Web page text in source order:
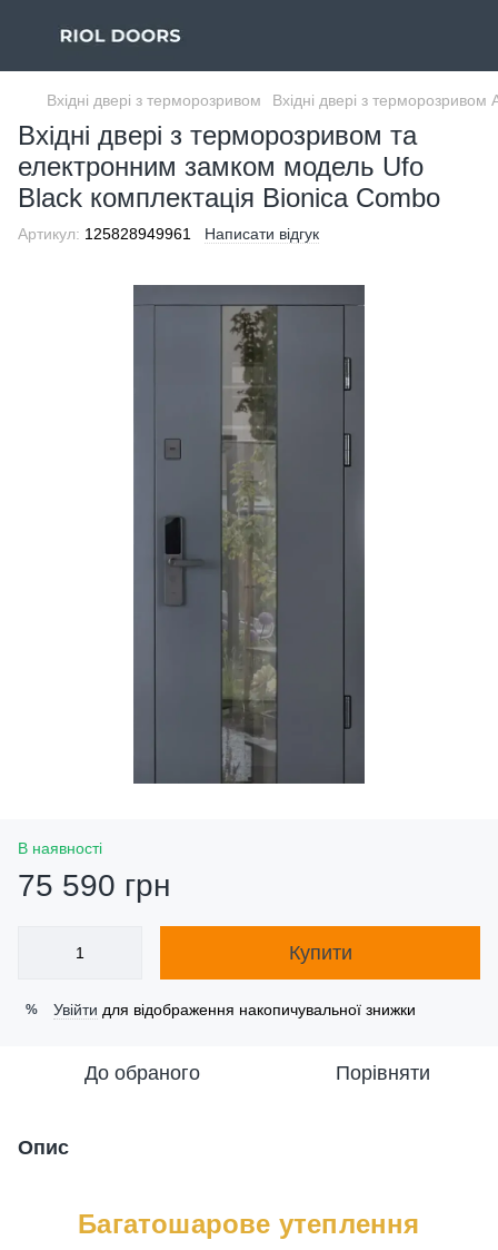
Вхідні двері з терморозривом Вхідні двері з терморозривом
Вхідні двері з терморозривом та
електронним замком модель Ufo
Black комплектація Bionica Combo
Артикул: 125828949961 Написати відгук
В наявності
75 590 грн
Купити
% Увійти для відображення накопичувальної знижки
До обраного Порівняти
Опис
Багатошарове утеплення